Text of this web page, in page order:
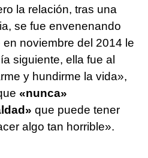
la relación, tras una
se fue envenenando
noviembre del 2014 le
siguiente, ella fue al
y hundirme la vida»,
«nunca»
que puede tener
algo tan horrible».